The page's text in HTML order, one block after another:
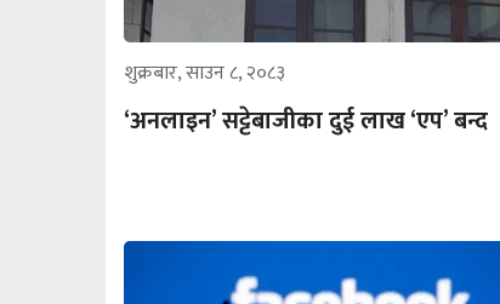
शुक्रबार, साउन ८, २०८३
‘अनलाइन’ सट्टेबाजीका दुई लाख ‘एप’ बन्द